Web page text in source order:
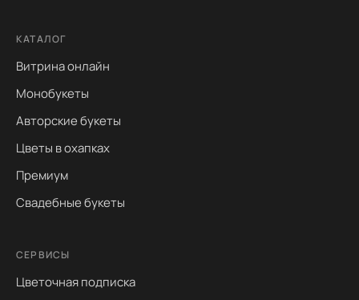
КАТАЛОГ
Витрина онлайн
Монобукеты
Авторские букеты
Цветы в охапках
Премиум
Свадебные букеты
СЕРВИСЫ
Цветочная подписка